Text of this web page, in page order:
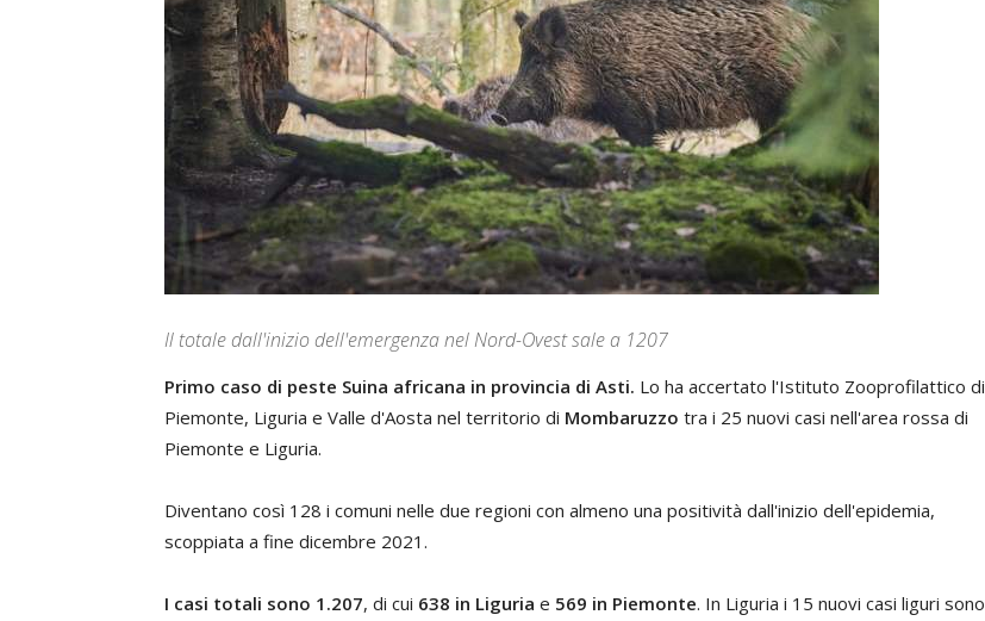
Il totale dall'inizio dell'emergenza nel Nord-Ovest sale a 1207
Primo caso di peste Suina africana in provincia di Asti. Lo ha accertato l'Istituto Zooprofilattico di
Piemonte, Liguria e Valle d'Aosta nel territorio di Mombaruzzo tra i 25 nuovi casi nell'area rossa di
Piemonte e Liguria.
Diventano così 128 i comuni nelle due regioni con almeno una positività dall'inizio dell'epidemia,
scoppiata a fine dicembre 2021.
I casi totali sono 1.207, di cui 638 in Liguria e 569 in Piemonte. In Liguria i 15 nuovi casi liguri sono